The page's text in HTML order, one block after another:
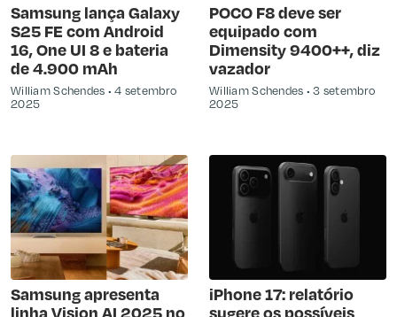
Samsung lança Galaxy
S25 FE com Android
16, One UI 8 e bateria
de 4.900 mAh
William Schendes
4 setembro
2025
POCO F8 deve ser
equipado com
Dimensity 9400++, diz
vazador
William Schendes
3 setembro
2025
Samsung apresenta
linha Vision AI 2025 no
iPhone 17: relatório
sugere os possíveis